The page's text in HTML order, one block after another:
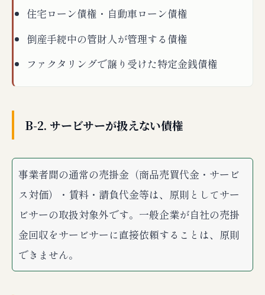
住宅ローン債権・自動車ローン債権
倒産手続中の管財人が管理する債権
ファクタリングで譲り受けた特定金銭債権
B-2. サービサーが扱えない債権
事業者間の通常の売掛金（商品売買代金・サービ
ス対価）・賃料・請負代金等は、原則としてサー
ビサーの取扱対象外です。一般企業が自社の売掛
金回収をサービサーに直接依頼することは、原則
できません。